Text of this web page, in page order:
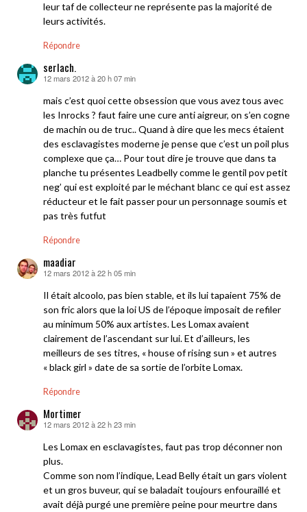
leur taf de collecteur ne représente pas la majorité de
leurs activités.
Répondre
serlach.
dit :
12 mars 2012 à 20 h 07 min
mais c’est quoi cette obsession que vous avez tous avec
les Inrocks ? faut faire une cure anti aigreur, on s’en cogne
de machin ou de truc.. Quand à dire que les mecs étaient
des esclavagistes moderne je pense que c’est un poil plus
complexe que ça… Pour tout dire je trouve que dans ta
planche tu présentes Leadbelly comme le gentil pov petit
neg’ qui est exploité par le méchant blanc ce qui est assez
réducteur et le fait passer pour un personnage soumis et
pas très futfut
Répondre
maadiar
dit :
12 mars 2012 à 22 h 05 min
Il était alcoolo, pas bien stable, et ils lui tapaient 75% de
son fric alors que la loi US de l’époque imposait de refiler
au minimum 50% aux artistes. Les Lomax avaient
clairement de l’ascendant sur lui. Et d’ailleurs, les
meilleurs de ses titres, « house of rising sun » et autres
« black girl » date de sa sortie de l’orbite Lomax.
Répondre
Mortimer
dit :
12 mars 2012 à 22 h 23 min
Les Lomax en esclavagistes, faut pas trop déconner non
plus.
Comme son nom l’indique, Lead Belly était un gars violent
et un gros buveur, qui se baladait toujours enfouraillé et
avait déjà purgé une première peine pour meurtre dans